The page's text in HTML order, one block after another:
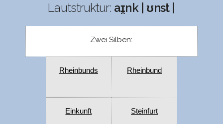
Lautstruktur: aɪ̯nk | ʊnst |
Zwei Silben:
Rheinbunds Rheinbund
Einkunft Steinfurt